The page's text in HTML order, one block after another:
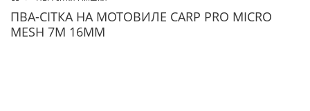
ПВА-СІТКА НА МОТОВИЛЕ CARP PRO MICRO
MESH 7М 16ММ